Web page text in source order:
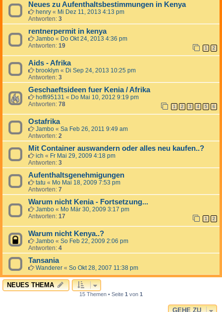
Neues zu Aufenthaltsbestimmungen in Kenya
henry « Mi Dez 11, 2013 4:13 pm
Antworten: 3
rentnerpermit in kenya
Jambo « Do Okt 24, 2013 4:36 pm
Antworten: 19 1 2
Aids - Afrika
brooklyn « Di Sep 24, 2013 10:25 pm
Antworten: 3
Geschaeftsideen fuer Kenia / Afrika
hoffi95131 « Do Mai 10, 2012 9:19 pm
Antworten: 78 1 2 3 4 5 6
Ostafrika
Jambo « Sa Feb 26, 2011 9:49 am
Antworten: 2
Mit Container auswandern oder alles neu kaufen..?
ich « Fr Mai 29, 2009 4:18 pm
Antworten: 3
Aufenthaltsgenehmigungen
tatu « Mo Mai 18, 2009 7:53 pm
Antworten: 7
Warum nicht Kenia - Fortsetzung...
Jambo « Mo Mär 30, 2009 3:17 pm
Antworten: 17 1 2
Warum nicht Kenya..?
Jambo « So Feb 22, 2009 2:06 pm
Antworten: 4
Tansania
Wanderer « So Okt 28, 2007 11:38 pm
NEUES THEMA
15 Themen • Seite 1 von 1
GEHE ZU